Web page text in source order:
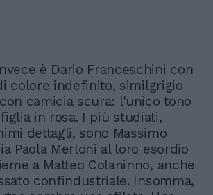
è Dario Franceschini con
colore indefinito, similgrigio
camicia scura: l'unico tono
in rosa. I più studiati,
dettagli, sono Massimo
Paola Merloni al loro esordio
a Matteo Colaninno, anche
confindustriale. Insomma,